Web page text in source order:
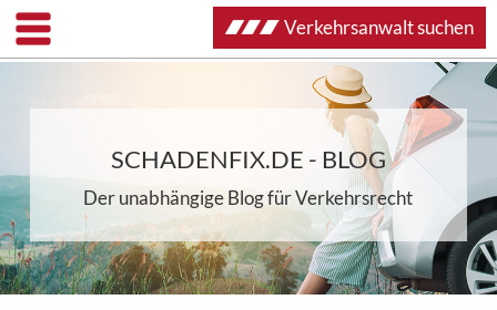
SCHADENFIX.DE - BLOG
Der unabhängige Blog für Verkehrsrecht
Verkehrsanwalt suchen